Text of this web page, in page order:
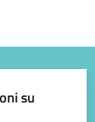
su